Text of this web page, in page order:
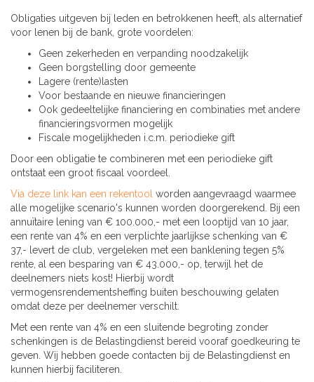
Obligaties uitgeven bij leden en betrokkenen heeft, als alternatief
voor lenen bij de bank, grote voordelen:
Geen zekerheden en verpanding noodzakelijk
Geen borgstelling door gemeente
Lagere (rente)lasten
Voor bestaande en nieuwe financieringen
Ook gedeeltelijke financiering en combinaties met andere
financieringsvormen mogelijk
Fiscale mogelijkheden i.c.m. periodieke gift
Door een obligatie te combineren met een periodieke gift
ontstaat een groot fiscaal voordeel.
Via deze link kan een rekentool worden aangevraagd waarmee
alle mogelijke scenario's kunnen worden doorgerekend. Bij een
annuïtaire lening van € 100.000,- met een looptijd van 10 jaar,
een rente van 4% en een verplichte jaarlijkse schenking van €
37,- levert de club, vergeleken met een banklening tegen 5%
rente, al een besparing van € 43.000,- op, terwijl het de
deelnemers niets kost! Hierbij wordt
vermogensrendementsheffing buiten beschouwing gelaten
omdat deze per deelnemer verschilt.
Met een rente van 4% en een sluitende begroting zonder
schenkingen is de Belastingdienst bereid vooraf goedkeuring te
geven. Wij hebben goede contacten bij de Belastingdienst en
kunnen hierbij faciliteren.